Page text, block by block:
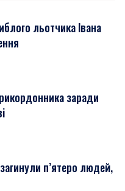
льотчика Івана
заради
п’ятеро людей,